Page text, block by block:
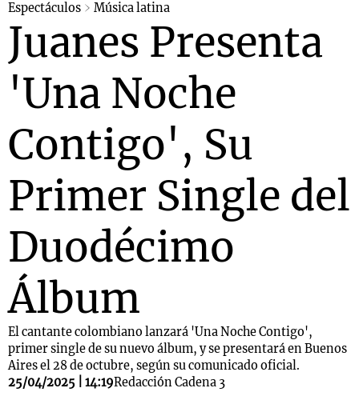
Espectáculos Música latina
Juanes Presenta
'Una Noche
Contigo', Su
Primer Single del
Duodécimo
Álbum
El cantante colombiano lanzará 'Una Noche Contigo',
primer single de su nuevo álbum, y se presentará en Buenos
Aires el 28 de octubre, según su comunicado oficial.
25/04/2025 | 14:19Redacción Cadena 3